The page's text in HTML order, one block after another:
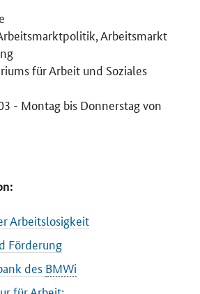
Arbeitsmarkt
für Arbeit und Soziales
- Montag bis Donnerstag von
Arbeitslosigkeit
Förderung
des BMWi